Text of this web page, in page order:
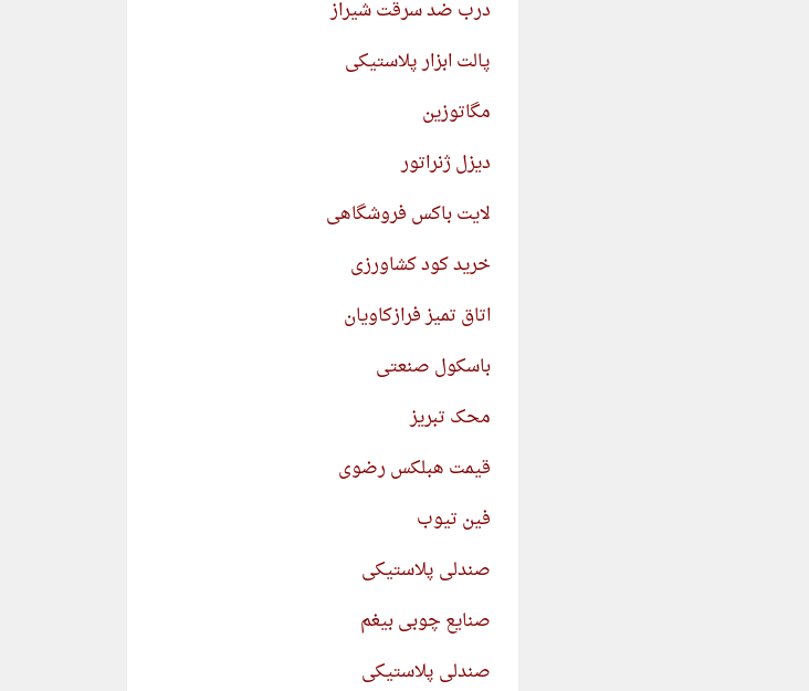
درب ضد سرقت شیراز
پالت ابزار پلاستیکی
مگاتوزین
دیزل ژنراتور
لایت باکس فروشگاهی
خرید کود کشاورزی
اتاق تمیز فرازکاویان
باسکول صنعتی
محک تبریز
قیمت هبلکس رضوی
فین تیوب
صندلی پلاستیکی
صنایع چوبی بیغم
صندلی پلاستیکی